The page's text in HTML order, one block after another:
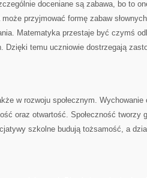
doceniane są zabawa, bo to
przyjmować formę zabaw
Matematyka przestaje być czymś
Dzięki temu uczniowie dostrzegają
w rozwoju społecznym.
oraz otwartość. Społeczność tworzy
szkolne budują tożsamość, a